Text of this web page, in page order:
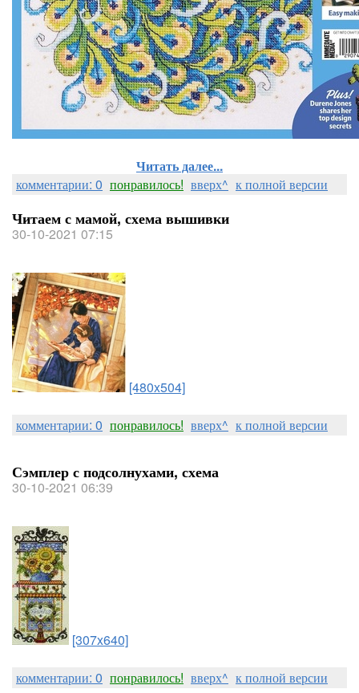
Читать далее...
комментарии: 0 понравилось! вверх^ к полной версии
Читаем с мамой, схема вышивки
30-10-2021 07:15
[480x504]
комментарии: 0 понравилось! вверх^ к полной версии
Сэмплер с подсолнухами, схема
30-10-2021 06:39
[307x640]
комментарии: 0 понравилось! вверх^ к полной версии